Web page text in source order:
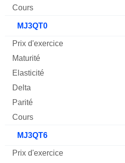
MJ3QT0
MJ3QT6